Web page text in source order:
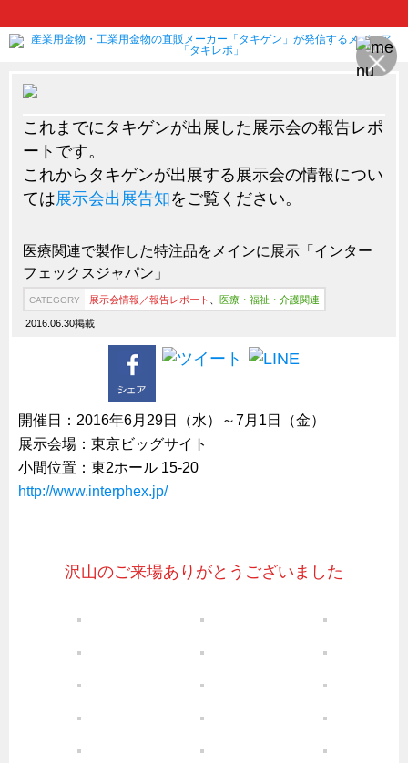
CATEGORY 製品情報
新製品ロケットニュース
ピックアップ製品
How to 動画
ハイセキュリティ錠前TAKシリーズ
staffシリーズ
CFRP（炭素繊維強化プラスチック）
ソリューション
船舶・港湾設備
試作・特注品の事例集
SDGs配慮・脱炭素
医療・福祉・介護関連
これまでにタキゲンが出展した展示会の報告レポ
ートです。
これからタキゲンが出展する展示会の情報につい
ては展示会出展告知をご覧ください。
医療関連で製作した特注品をメインに展示「インター
フェックスジャパン」
CATEGORY 展示会情報／報告レポート 医療・福祉・介護関連
2016.06.30掲載
開催日：2016年6月29日（水）～7月1日（金）
展示会場：東京ビッグサイト
小間位置：東2ホール 15-20
http://www.interphex.jp/
沢山のご来場ありがとうございました